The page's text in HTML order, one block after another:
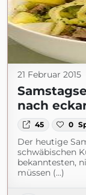
21 Februar 2015
nach
45 0
Der heutige
schwäbischen
bekanntesten,
müssen (...)